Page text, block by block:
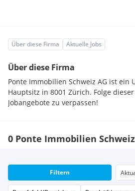
Über diese Firma Aktuelle Jobs
Über diese Firma
Ponte Immobilien Schweiz AG ist ein
Hauptsitz in 8001 Zürich. Folge
Jobangebote zu verpassen!
0 Ponte Immobilien Schweiz
Filtern